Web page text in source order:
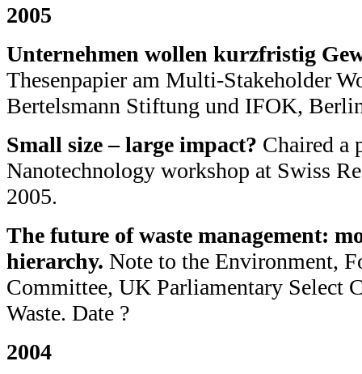
2005
Unternehmen wollen kurzfristig
Thesenpapier am Multi-Stakeholder
Bertelsmann Stiftung und IFOK,
Small size – large impact? Chaired a
Nanotechnology workshop at Swiss
2005.
The future of waste management:
hierarchy. Note to the Environment,
Committee, UK Parliamentary Select
Waste. Date ?
2004